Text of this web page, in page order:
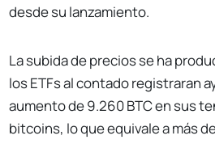
desde su lanzamiento.
La subida de precios se ha
los ETFs al contado registraran
aumento de 9.260 BTC en sus
bitcoins, lo que equivale a más